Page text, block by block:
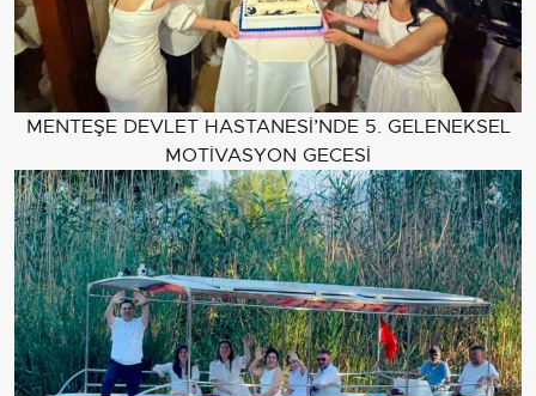
MENTEŞE DEVLET HASTANESİ’NDE 5. GELENEKSEL
MOTİVASYON GECESİ